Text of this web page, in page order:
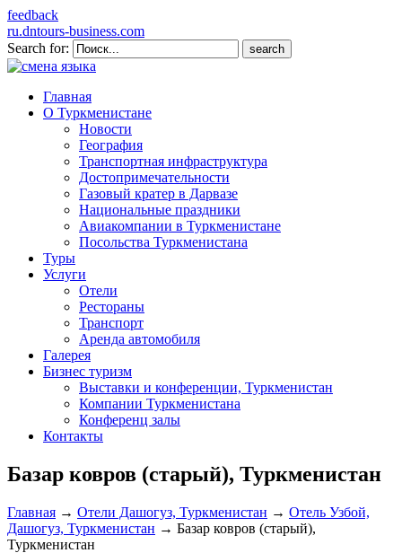
feedback
ru.dntours-business.com
Search for:
Главная
О Туркменистане
Новости
География
Транспортная инфраструктура
Достопримечательности
Газовый кратер в Дарвазе
Национальные праздники
Авиакомпании в Туркменистане
Посольства Туркменистана
Туры
Услуги
Отели
Рестораны
Транспорт
Аренда автомобиля
Галерея
Бизнес туризм
Выставки и конференции, Туркменистан
Компании Туркменистана
Конференц залы
Контакты
Базар ковров (старый), Туркменистан
Главная → Отели Дашогуз, Туркменистан → Отель Узбой,
Дашогуз, Туркменистан → Базар ковров (старый),
Туркменистан